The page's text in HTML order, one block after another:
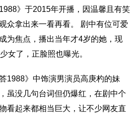
》于2015年开播，因温馨且有笑
众拿出来一看再看。 剧中有位可爱
为焦点，播出当年才4岁的她，现
女了，正脸照也曝光。
》中饰演男演员高庚杓的妹
虽没几句台词但仍爆红，在剧中个
看起来都相当巨大，让不少网友直